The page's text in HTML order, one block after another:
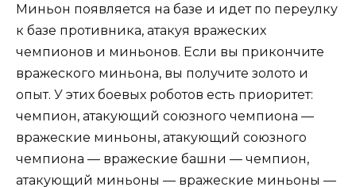
Миньон появляется на базе и идет по переулку
к базе противника, атакуя вражеских
чемпионов и миньонов. Если вы прикончите
вражеского миньона, вы получите золото и
опыт. У этих боевых роботов есть приоритет:
чемпион, атакующий союзного чемпиона —
вражеские миньоны, атакующий союзного
чемпиона — вражеские башни — чемпион,
атакующий миньоны — вражеские миньоны —